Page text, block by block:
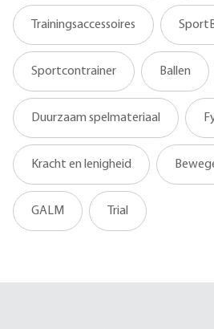
Trainingsaccessoires
Sportcontrainer Ballen
Duurzaam spelmateriaal
Kracht en lenigheid
GALM Trial